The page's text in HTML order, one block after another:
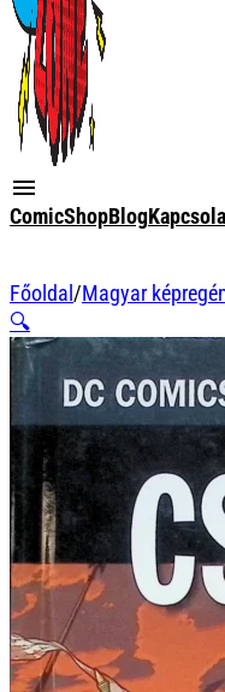
ComicShopBlog
Főoldal /Magyar
🔍